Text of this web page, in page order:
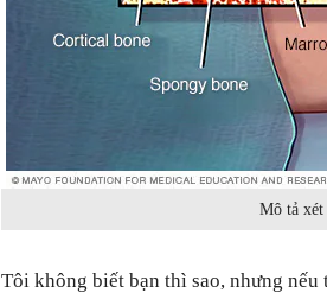
Mô tả xét
Tôi không biết bạn thì sao, nhưng